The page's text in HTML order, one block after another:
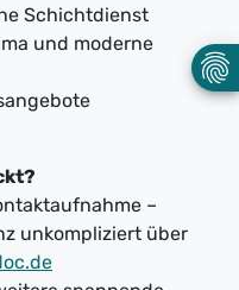
Schichtdienst
und moderne
–
unkompliziert über